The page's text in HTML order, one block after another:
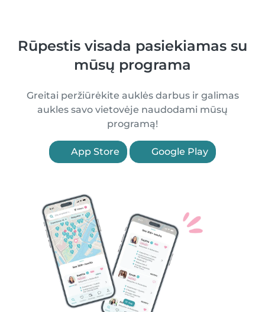
Rūpestis visada pasiekiamas su
mūsų programa
Greitai peržiūrėkite auklės darbus ir galimas
aukles savo vietovėje naudodami mūsų
programą!
App Store Google Play